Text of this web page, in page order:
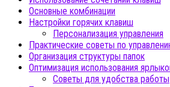
Основные комбинации
Настройки горячих клавиш
Персонализация управления
Практические советы по
Организация структуры папок
Оптимизация использования
Советы для удобства работы